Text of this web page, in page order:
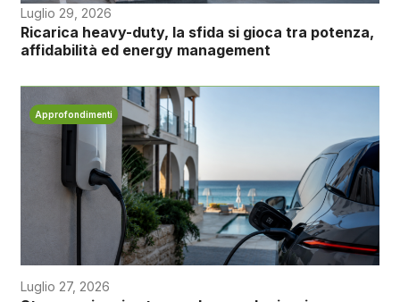
Luglio 29, 2026
Ricarica heavy-duty, la sfida si gioca tra potenza,
affidabilità ed energy management
Approfondimenti
Luglio 27, 2026